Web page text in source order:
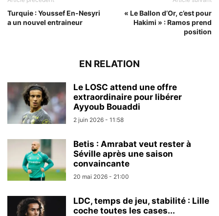
Turquie : Youssef En-Nesyri
a un nouvel entraineur
« Le Ballon d’Or, c’est pour
Hakimi » : Ramos prend
position
EN RELATION
Le LOSC attend une offre
extraordinaire pour libérer
Ayyoub Bouaddi
2 juin 2026 - 11:58
Betis : Amrabat veut rester à
Séville après une saison
convaincante
20 mai 2026 - 21:00
LDC, temps de jeu, stabilité : Lille
coche toutes les cases...